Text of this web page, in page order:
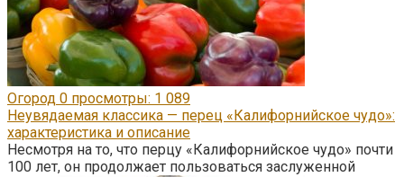
Огород 0 просмотры: 1 089
Неувядаемая классика — перец «Калифорнийское чудо»:
характеристика и описание
Несмотря на то, что перцу «Калифорнийское чудо» почти
100 лет, он продолжает пользоваться заслуженной